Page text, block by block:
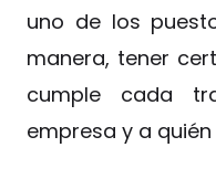
uno de los
manera, tener
cumple cada
empresa y a